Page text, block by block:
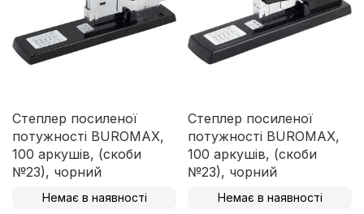
Степлер посиленої
потужності BUROMAX,
100 аркушів, (скоби
№23), чорний
Немає в наявності
Степлер посиленої
потужності BUROMAX,
100 аркушів, (скоби
№23), чорний
Немає в наявності